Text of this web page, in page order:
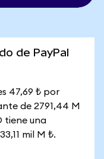
de PayPal
47,69 ₺ por
de 2791,44 M
tiene una
mil M ₺.